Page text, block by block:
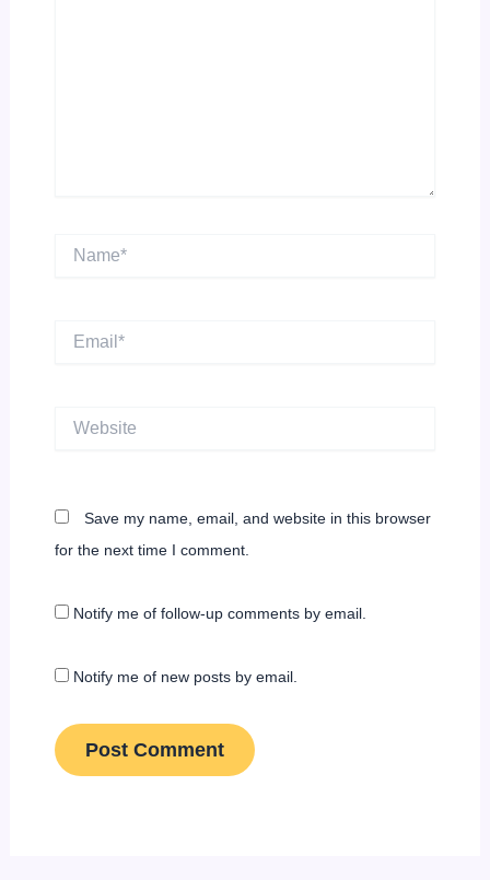
Name*
Save my name, email, and website in this browser
for the next time I comment.
Notify me of follow-up comments by email.
Notify me of new posts by email.